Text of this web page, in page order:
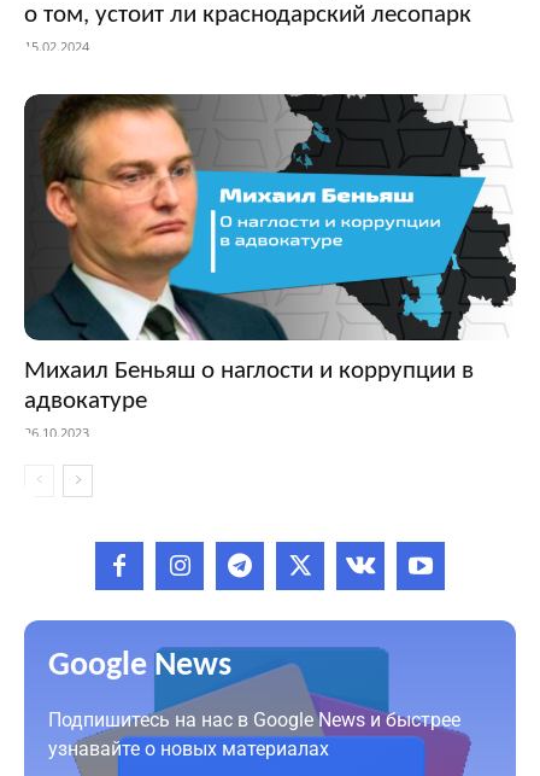
о том, устоит ли краснодарский лесопарк
15.02.2024
Михаил Беньяш о наглости и коррупции в
адвокатуре
26.10.2023
Google News
Подпишитесь на нас в Google News и быстрее
узнавайте о новых материалах